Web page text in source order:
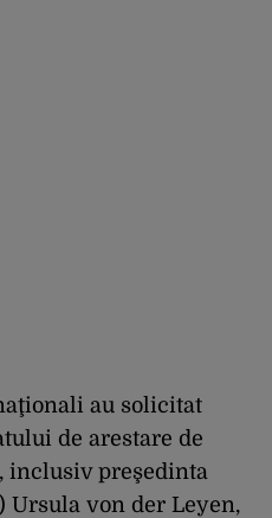
au solicitat
de arestare de
inclusiv preşedinta
Ursula von der Leyen,